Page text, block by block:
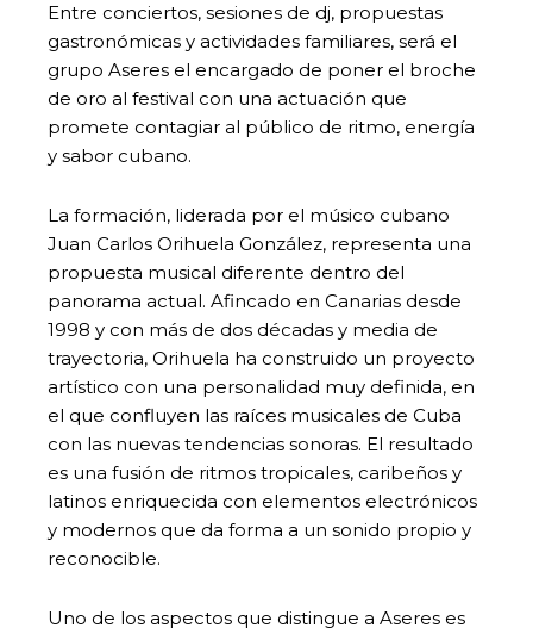
Entre conciertos, sesiones de dj, propuestas
gastronómicas y actividades familiares, será el
grupo Aseres el encargado de poner el broche
de oro al festival con una actuación que
promete contagiar al público de ritmo, energía
y sabor cubano.
La formación, liderada por el músico cubano
Juan Carlos Orihuela González, representa una
propuesta musical diferente dentro del
panorama actual. Afincado en Canarias desde
1998 y con más de dos décadas y media de
trayectoria, Orihuela ha construido un proyecto
artístico con una personalidad muy definida, en
el que confluyen las raíces musicales de Cuba
con las nuevas tendencias sonoras. El resultado
es una fusión de ritmos tropicales, caribeños y
latinos enriquecida con elementos electrónicos
y modernos que da forma a un sonido propio y
reconocible.
Uno de los aspectos que distingue a Aseres es